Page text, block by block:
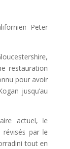
Peter
restauration
pour avoir
jusqu’au
actuel, le
par le
tout en